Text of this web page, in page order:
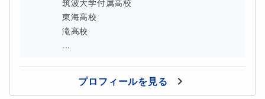
筑波大学付属高校
東海高校
滝高校
...
プロフィールを見る